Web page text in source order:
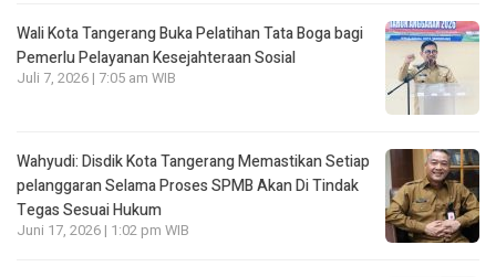
Wali Kota Tangerang Buka Pelatihan Tata Boga bagi
Pemerlu Pelayanan Kesejahteraan Sosial
Juli 7, 2026 | 7:05 am WIB
Wahyudi: Disdik Kota Tangerang Memastikan Setiap
pelanggaran Selama Proses SPMB Akan Di Tindak
Tegas Sesuai Hukum
Juni 17, 2026 | 1:02 pm WIB